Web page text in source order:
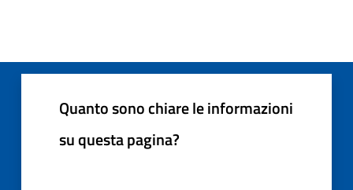
Quanto sono chiare le informazioni
su questa pagina?